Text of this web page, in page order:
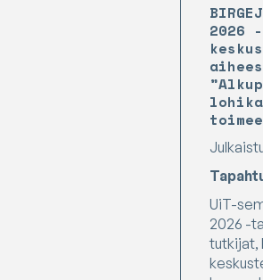
2026
UiT-
2026 -
tutkijat,